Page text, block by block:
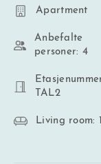
Apartment
Anbefalte
personer: 4
TAL2
Living room: 1